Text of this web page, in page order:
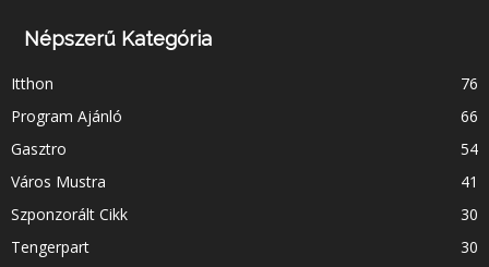
Népszerű Kategória
Itthon
76
Program Ajánló
66
Gasztro
54
Város Mustra
41
Szponzorált Cikk
30
Tengerpart
30